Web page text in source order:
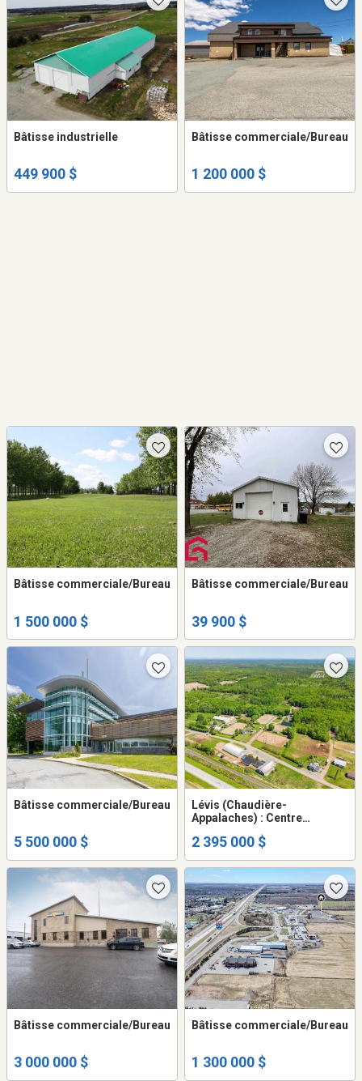
Bâtisse industrielle
449 900 $
Bâtisse commerciale/Bureau
1 200 000 $
Bâtisse commerciale/Bureau
1 500 000 $
Bâtisse commerciale/Bureau
39 900 $
Bâtisse commerciale/Bureau
5 500 000 $
Lévis (Chaudière-
Appalaches) : Centre
acres
2 395 000 $
Bâtisse commerciale/Bureau
3 000 000 $
Bâtisse commerciale/Bureau
1 300 000 $